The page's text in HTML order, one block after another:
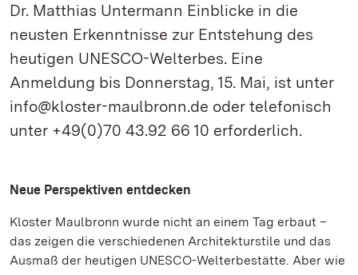
Dr. Matthias Untermann Einblicke in die
neusten Erkenntnisse zur Entstehung des
heutigen UNESCO-Welterbes. Eine
Anmeldung bis Donnerstag, 15. Mai, ist unter
info@kloster-maulbronn.de oder telefonisch
unter +49(0)70 43.92 66 10 erforderlich.
Neue Perspektiven entdecken
Kloster Maulbronn wurde nicht an einem Tag erbaut –
das zeigen die verschiedenen Architekturstile und das
Ausmaß der heutigen UNESCO-Welterbestätte. Aber wie